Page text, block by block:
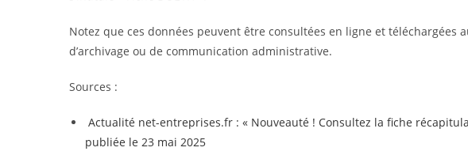
Notez que ces données peuvent être consultées en ligne et téléchargées
d’archivage ou de communication administrative.
Sources :
Actualité net-entreprises.fr : « Nouveauté ! Consultez la fiche
publiée le 23 mai 2025